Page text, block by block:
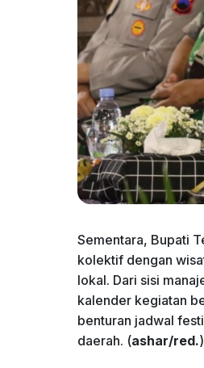
Sementara, Bupati
kolektif dengan
lokal. Dari sisi
kalender kegiatan
benturan jadwal
daerah. (ashar/red.)